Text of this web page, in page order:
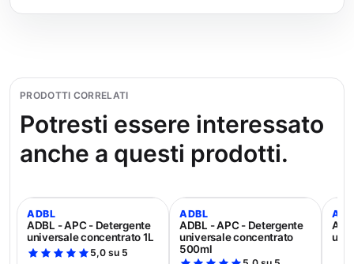
PRODOTTI CORRELATI
Potresti essere interessato
anche a questi prodotti.
ADBL
ADBL - APC - Detergente
universale concentrato 1L
5,0 su 5
ADBL
ADBL - APC - Detergente
universale concentrato
500ml